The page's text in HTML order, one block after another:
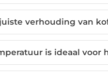
verhouding van
is ideaal voor